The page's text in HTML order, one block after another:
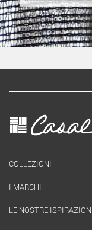
COLLEZIONI
I MARCHI
LE NOSTRE